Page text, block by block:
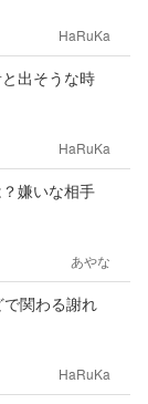
HaRuKa
出そうな時
HaRuKa
嫌いな相手
あやな
関わる謝れ
HaRuKa